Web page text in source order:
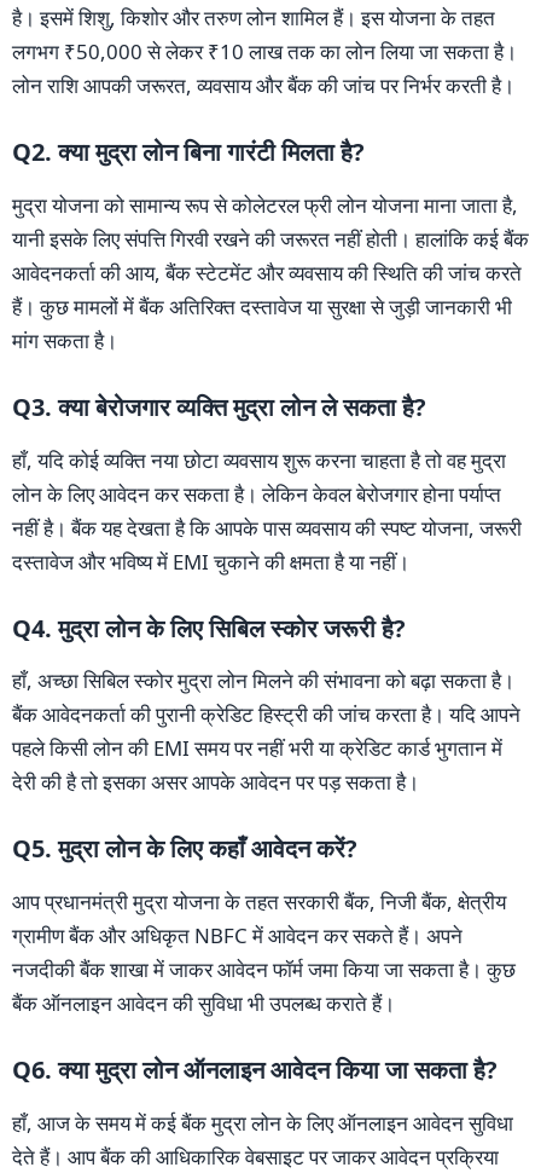
है। इसमें शिशु, किशोर और तरुण लोन शामिल हैं। इस योजना के तहत
लगभग ₹50,000 से लेकर ₹10 लाख तक का लोन लिया जा सकता है।
लोन राशि आपकी जरूरत, व्यवसाय और बैंक की जांच पर निर्भर करती है।
Q2. क्या मुद्रा लोन बिना गारंटी मिलता है?
मुद्रा योजना को सामान्य रूप से कोलेटरल फ्री लोन योजना माना जाता है,
यानी इसके लिए संपत्ति गिरवी रखने की जरूरत नहीं होती। हालांकि कई बैंक
आवेदनकर्ता की आय, बैंक स्टेटमेंट और व्यवसाय की स्थिति की जांच करते
हैं। कुछ मामलों में बैंक अतिरिक्त दस्तावेज या सुरक्षा से जुड़ी जानकारी भी
मांग सकता है।
Q3. क्या बेरोजगार व्यक्ति मुद्रा लोन ले सकता है?
हाँ, यदि कोई व्यक्ति नया छोटा व्यवसाय शुरू करना चाहता है तो वह मुद्रा
लोन के लिए आवेदन कर सकता है। लेकिन केवल बेरोजगार होना पर्याप्त
नहीं है। बैंक यह देखता है कि आपके पास व्यवसाय की स्पष्ट योजना, जरूरी
दस्तावेज और भविष्य में EMI चुकाने की क्षमता है या नहीं।
Q4. मुद्रा लोन के लिए सिबिल स्कोर जरूरी है?
हाँ, अच्छा सिबिल स्कोर मुद्रा लोन मिलने की संभावना को बढ़ा सकता है।
बैंक आवेदनकर्ता की पुरानी क्रेडिट हिस्ट्री की जांच करता है। यदि आपने
पहले किसी लोन की EMI समय पर नहीं भरी या क्रेडिट कार्ड भुगतान में
देरी की है तो इसका असर आपके आवेदन पर पड़ सकता है।
Q5. मुद्रा लोन के लिए कहाँ आवेदन करें?
आप प्रधानमंत्री मुद्रा योजना के तहत सरकारी बैंक, निजी बैंक, क्षेत्रीय
ग्रामीण बैंक और अधिकृत NBFC में आवेदन कर सकते हैं। अपने
नजदीकी बैंक शाखा में जाकर आवेदन फॉर्म जमा किया जा सकता है। कुछ
बैंक ऑनलाइन आवेदन की सुविधा भी उपलब्ध कराते हैं।
Q6. क्या मुद्रा लोन ऑनलाइन आवेदन किया जा सकता है?
हाँ, आज के समय में कई बैंक मुद्रा लोन के लिए ऑनलाइन आवेदन सुविधा
देते हैं। आप बैंक की आधिकारिक वेबसाइट पर जाकर आवेदन प्रक्रिया